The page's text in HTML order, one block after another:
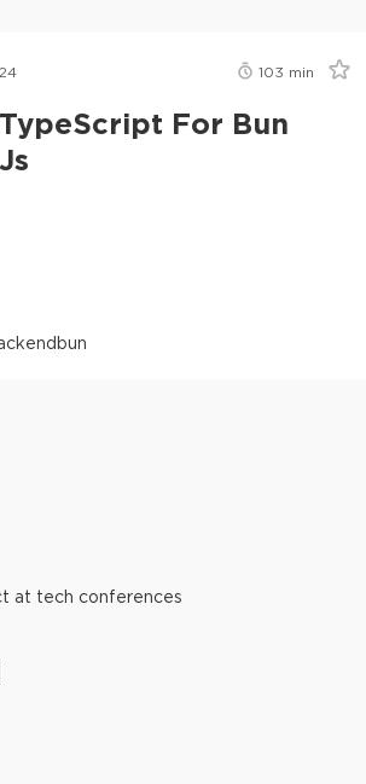
103 min
For Bun
bun
at tech conferences